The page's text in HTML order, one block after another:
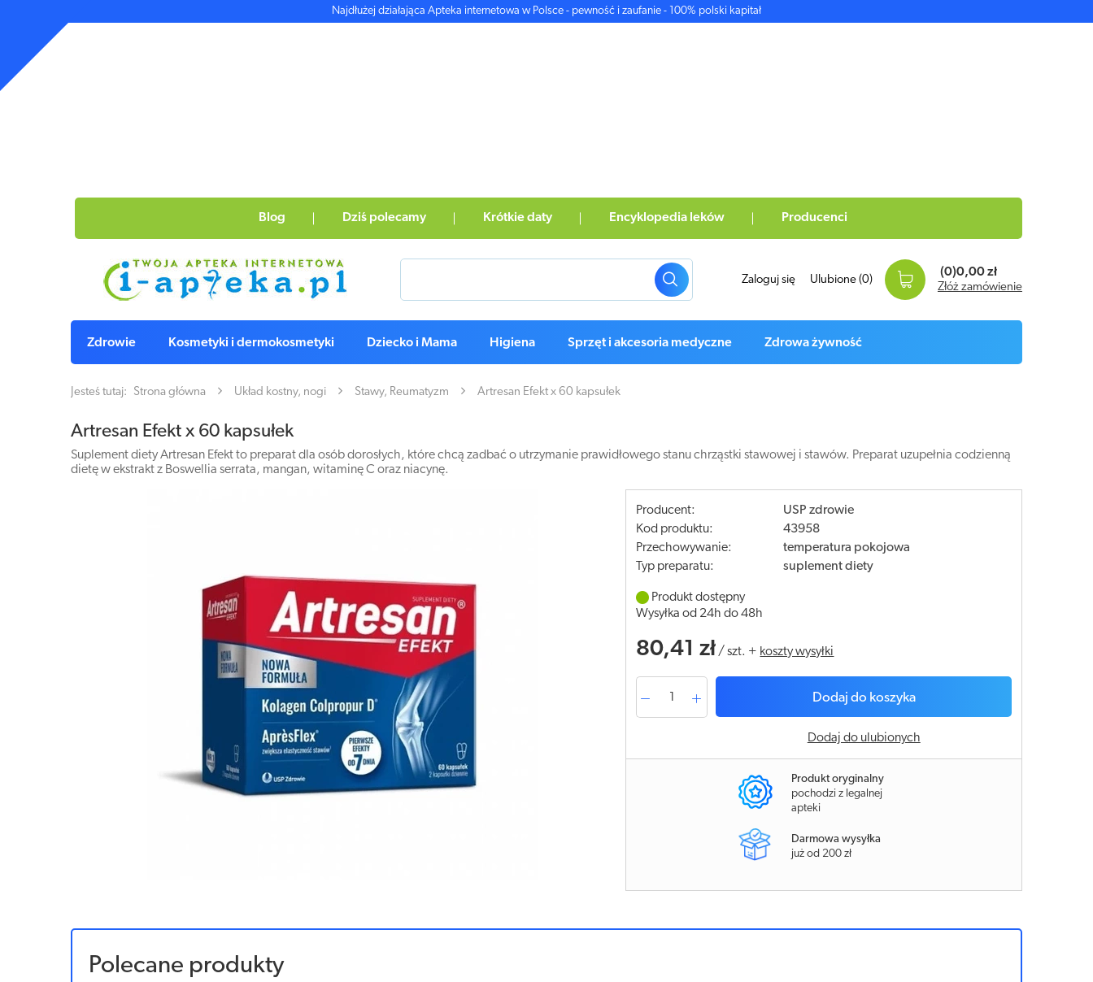
Najdłużej działająca Apteka internetowa w Polsce - pewność i zaufanie - 100% polski kapitał
Blog Dziś polecamy Krótkie daty Encyklopedia leków Producenci
Zaloguj się Ulubione (0)
(0)0,00 zł
Złóż zamówienie
Zdrowie Kosmetyki i dermokosmetyki Dziecko i Mama Higiena Sprzęt i akcesoria medyczne Zdrowa żywność
Jesteś tutaj: Strona główna Układ kostny, nogi Stawy, Reumatyzm Artresan Efekt x 60 kapsułek
Artresan Efekt x 60 kapsułek
Suplement diety Artresan Efekt to preparat dla osób dorosłych, które chcą zadbać o utrzymanie prawidłowego stanu chrząstki stawowej i stawów. Preparat uzupełnia codzienną
dietę w ekstrakt z Boswellia serrata, mangan, witaminę C oraz niacynę.
Producent:
USP zdrowie
Kod produktu:
43958
Przechowywanie:
temperatura pokojowa
Typ preparatu:
suplement diety
Produkt dostępny
Wysyłka od 24h do 48h
80,41 zł /szt. + koszty wysyłki
Dodaj do koszyka
Dodaj do ulubionych
Produkt oryginalny
pochodzi z legalnej
apteki
Darmowa wysyłka
już od 200 zł
Polecane produkty